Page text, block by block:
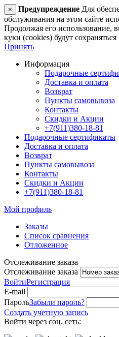
× Предупреждение Для
обслуживания на этом сайте
Продолжая его использование,
куки (cookies) будут
Принять
Информация
Подарочные
Доставка и оплата
Возврат
Пункты самовывоза
Контакты
Скидки и Акции
+7(911)380-18-81
Подарочные сертификаты
Доставка и оплата
Возврат
Пункты самовывоза
Контакты
Скидки и Акции
+7(911)380-18-81
Мой профиль
Заказы
Список сравнения
Отложенное
Отслеживание заказа
Отслеживание заказа
ВойтиРегистрация
E-mail
ПарольЗабыли пароль?
Создать учетную запись
Войти через соц. сеть: